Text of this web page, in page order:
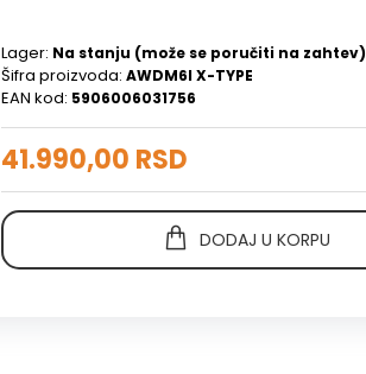
Lager: Na stanju (može se poručiti na zahtev)
Šifra proizvoda: AWDM6I X-TYPE
EAN kod: 5906006031756
41.990,00 RSD
DODAJ U KORPU